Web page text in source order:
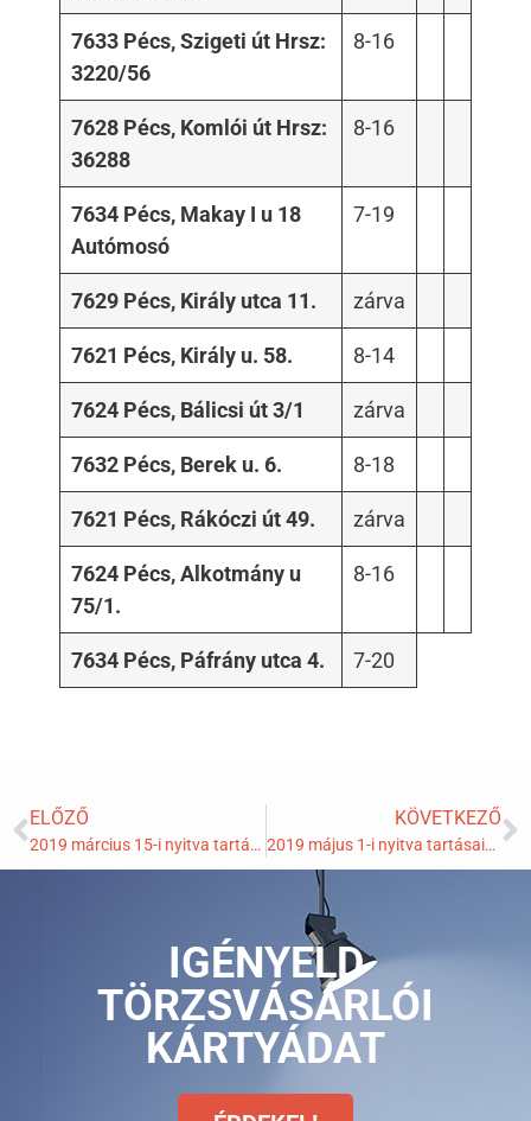
7633 Pécs, Szigeti út Hrsz:
3220/56
8-16
7628 Pécs, Komlói út Hrsz:
36288
8-16
7634 Pécs, Makay I u 18
Autómosó
7-19
7629 Pécs, Király utca 11. zárva
7621 Pécs, Király u. 58. 8-14
7624 Pécs, Bálicsi út 3/1 zárva
7632 Pécs, Berek u. 6. 8-18
7621 Pécs, Rákóczi út 49. zárva
7624 Pécs, Alkotmány u
75/1.
8-16
7634 Pécs, Páfrány utca 4. 7-20
ELŐZŐ
2019 március 15-i nyitva tartásaink!
KÖVETKEZŐ
2019 május 1-i nyitva tartásaink!
IGÉNYELD
TÖRZSVÁSÁRLÓI
KÁRTYÁDAT